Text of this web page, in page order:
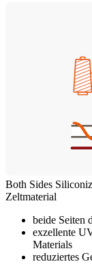
Both Sides
Zeltmaterial
beide Seiten
exzellente
Materials
reduziertes